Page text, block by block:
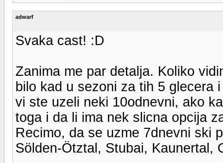
adwarf
Svaka cast! :D
Zanima me par detalja. Koliko
bilo kad u sezoni za tih 5 glecera
vi ste uzeli neki 10odnevni, ako
toga i da li ima nek slicna opcija
Recimo, da se uzme 7dnevni ski
Sölden-Ötztal, Stubai, Kaunertal,